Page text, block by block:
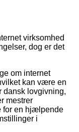
virksomhed
dog er det
om internet
kan være en
dansk lovgivning,
mestrer
for en hjælpende
i